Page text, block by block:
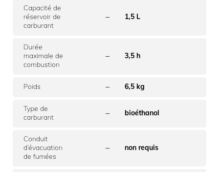
Capacité de
réservoir de
carburant
– 1,5 L
Durée
maximale de
combustion
– 3,5 h
Poids – 6,5 kg
Type de
carburant
– bioéthanol
Conduit
d’évacuation
de fumées
– non requis